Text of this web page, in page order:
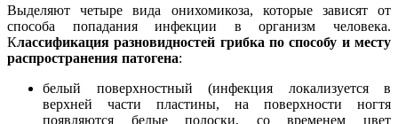
Выделяют четыре вида онихомикоза, которые зависят от
способа попадания инфекции в организм человека.
Классификация разновидностей грибка по способу и месту
распространения патогена:
белый поверхностный (инфекция локализуется в
верхней части пластины, на поверхности ногтя
появляются белые полоски, со временем цвет